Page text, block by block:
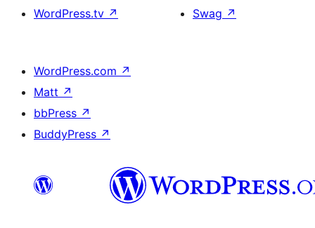
WordPress.tv ↗
Swag ↗
WordPress.com ↗
Matt ↗
bbPress ↗
BuddyPress ↗